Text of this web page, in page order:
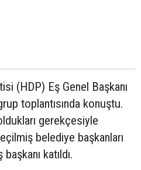
(HDP) Eş Genel Başkanı
toplantısında konuştu.
gerekçesiyle
belediye başkanları
katıldı.